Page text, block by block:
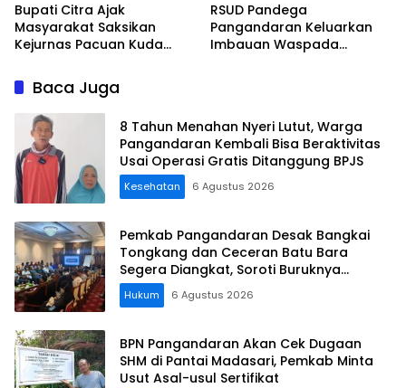
Bupati Citra Ajak
Masyarakat Saksikan
Kejurnas Pacuan Kuda
Legokjawa
RSUD Pandega
Pangandaran Keluarkan
Imbauan Waspada
Baca Juga
8 Tahun Menahan Nyeri Lutut, Warga
Pangandaran Kembali Bisa Beraktivitas
Usai Operasi Gratis Ditanggung BPJS
Kesehatan 6 Agustus 2026
Pemkab Pangandaran Desak Bangkai
Tongkang dan Ceceran Batu Bara
Segera Diangkat, Soroti Buruknya
Koordinasi Perusahaan
Hukum 6 Agustus 2026
BPN Pangandaran Akan Cek Dugaan
SHM di Pantai Madasari, Pemkab Minta
Usut Asal-usul Sertifikat